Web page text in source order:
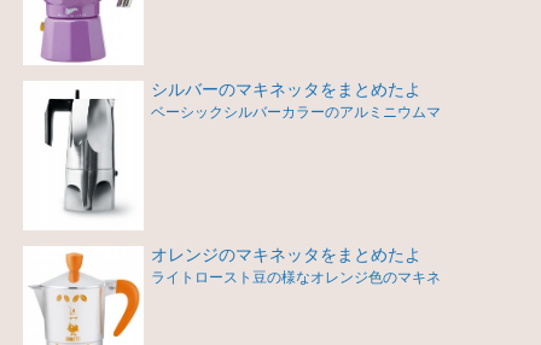
シルバーのマキネッタをまとめたよ
ベーシックシルバーカラーのアルミニウムマ
オレンジのマキネッタをまとめたよ
ライトロースト豆の様なオレンジ色のマキネ